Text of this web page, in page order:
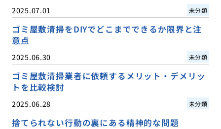
2025.07.01 未分類
ゴミ屋敷清掃をDIYでどこまでできるか限界と注
意点
2025.06.30 未分類
ゴミ屋敷清掃業者に依頼するメリット・デメリッ
トを比較検討
2025.06.28 未分類
捨てられない行動の裏にある精神的な問題